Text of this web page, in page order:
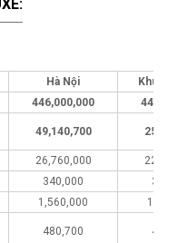
Hà Nội
Khu vực
446,000,000
49,140,700
26,760,000
340,000
1,560,000
480,700